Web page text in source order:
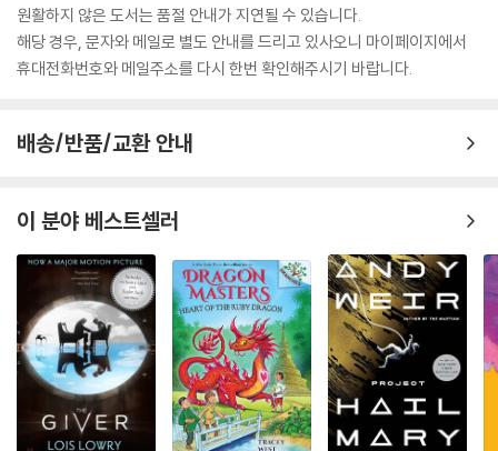
원활하지 않은 도서는 품절 안내가 지연될 수 있습니다.
해당 경우, 문자와 메일로 별도 안내를 드리고 있사오니 마이페이지에서
휴대전화번호와 메일주소를 다시 한번 확인해주시기 바랍니다.
배송/반품/교환 안내
이 분야 베스트셀러